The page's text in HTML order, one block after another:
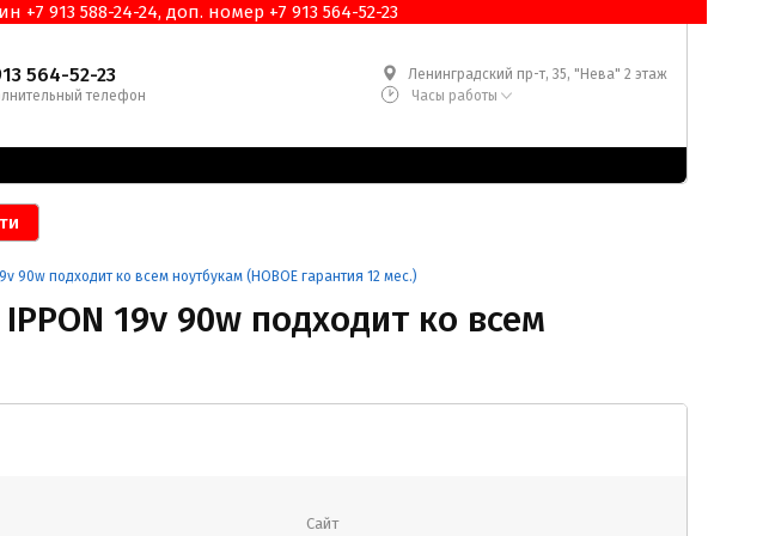
913 588-24-24, доп. номер +7 913 564-52-23
564-52-23
телефон
Ленинградский пр-т, 35, "Нева" 2 этаж
Часы работы
90w подходит ко всем ноутбукам (НОВОЕ гарантия 12 мес.)
19v 90w подходит ко всем
Сайт